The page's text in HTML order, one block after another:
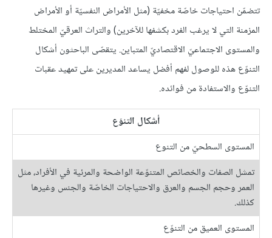
تتضمّن احتياجات خاصّة مخفيّة (مثل الأمراض النفسيّة أو الأمراض
المزمنة التي لا يرغب الفرد بكشفها للآخرين) والتراث العرقيّ المختلط
والمستوى الاجتماعيّ الاقتصاديّ المتباين. يتقصّى الباحثون أشكال
التنوّع هذه للوصول لفهم أفضل يساعد المديرين على تمهيد عقبات
التنوّع والاستفادة من فوائده.
أشكال التنوّع
المستوى السطحيّ من التنوع
تمشل الصفات والخصائص المتنوّعة الواضحة والمرئية في الأفراد، مثل
العمر وحجم الجسم والعرق والاحتياجات الخاصّة والجنس وغيرها
كذلك.
المستوى العميق من التنوّع